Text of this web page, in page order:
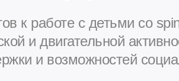
к работе с детьми со
и двигательной
и возможностей